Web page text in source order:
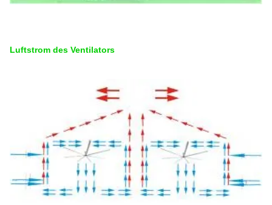
Luftstrom des Ventilators